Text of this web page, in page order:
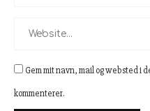
Gem mit navn, mail og websted i
kommenterer.